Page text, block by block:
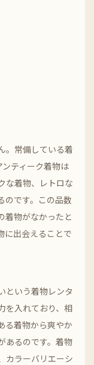
。常備している着
ティーク着物は
な着物、レトロな
のです。この品数
着物がなかったと
に出会えることで
という着物レンタ
を入れており、相
る着物から爽やか
あるのです。着物
カラーバリエーシ